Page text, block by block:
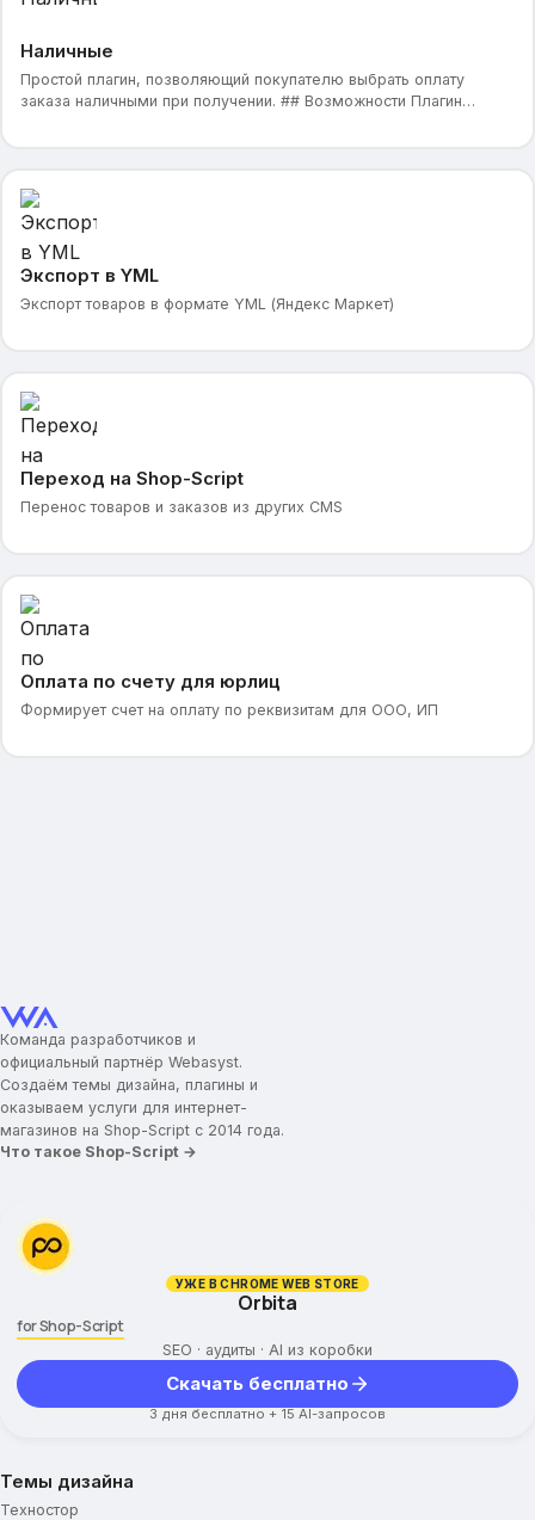
Наличные
Простой плагин, позволяющий покупателю выбрать оплату
заказа наличными при получении. ## Возможности Плагин
Экспорт в YML
Экспорт товаров в формате YML (Яндекс Маркет)
Переход на Shop-Script
Перенос товаров и заказов из других CMS
Оплата по счету для юрлиц
Формирует счет на оплату по реквизитам для ООО, ИП
Команда разработчиков и
официальный партнёр Webasyst.
Создаём темы дизайна, плагины и
оказываем услуги для интернет-
магазинов на Shop-Script с 2014 года.
Что такое Shop-Script →
УЖЕ В CHROME WEB STORE
Orbita
for Shop-Script
SEO · аудиты · AI из коробки
Скачать бесплатно
3 дня бесплатно + 15 AI-запросов
Темы дизайна
Техностор